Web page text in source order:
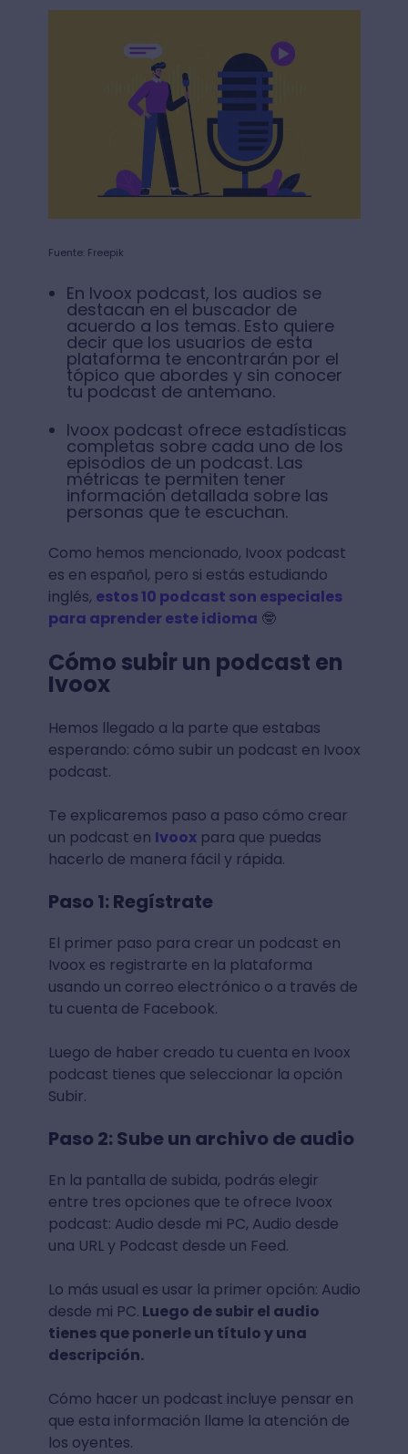
Fuente: Freepik
En Ivoox podcast, los audios se
destacan en el buscador de
acuerdo a los temas. Esto quiere
decir que los usuarios de esta
plataforma te encontrarán por el
tópico que abordes y sin conocer
tu podcast de antemano.
Ivoox podcast ofrece estadísticas
completas sobre cada uno de los
episodios de un podcast. Las
métricas te permiten tener
información detallada sobre las
personas que te escuchan.
Como hemos mencionado, Ivoox podcast
es en español, pero si estás estudiando
inglés, estos 10 podcast son especiales
para aprender este idioma 🤓
Cómo subir un podcast en
Ivoox
Hemos llegado a la parte que estabas
esperando: cómo subir un podcast en Ivoox
podcast.
Te explicaremos paso a paso cómo crear
un podcast en Ivooxpara que puedas
hacerlo de manera fácil y rápida.
Paso 1: Regístrate
El primer paso para crear un podcast en
Ivoox es registrarte en la plataforma
usando un correo electrónico o a través de
tu cuenta de Facebook.
Luego de haber creado tu cuenta en Ivoox
podcast tienes que seleccionar la opción
Subir.
Paso 2: Sube un archivo de audio
En la pantalla de subida, podrás elegir
entre tres opciones que te ofrece Ivoox
podcast: Audio desde mi PC, Audio desde
una URL y Podcast desde un Feed.
Lo más usual es usar la primer opción: Audio
desde mi PC. Luego de subir el audio
tienes que ponerle un título y una
descripción.
Cómo hacer un podcast incluye pensar en
que esta información llame la atención de
los oyentes.